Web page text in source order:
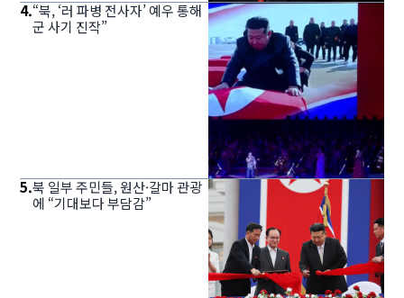
4.“북, ‘러 파병 전사자’ 예우 통해
군 사기 진작”
5.북 일부 주민들, 원산·갈마 관광
에 “기대보다 부담감”